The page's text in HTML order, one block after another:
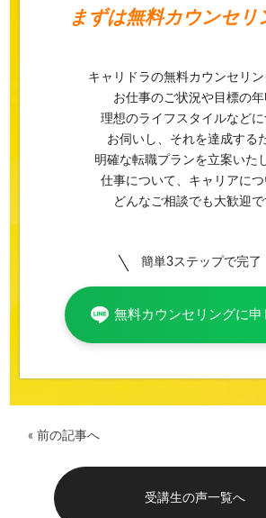
まずは無料カウンセリ
キャリドラの無料カウンセリン
お仕事のご状況や目標の年
理想のライフスタイルなど
お伺いし、それを達成する
明確な転職プランを立案いた
仕事について、キャリアにつ
どんなご相談でも大歓迎で
簡単3ステップで完了
無料カウンセリングに申
« 前の記事へ
受講生の声一覧へ